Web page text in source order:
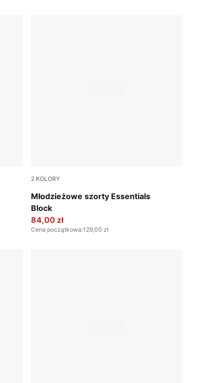
2 KOLORY
Młodzieżowe szorty Essentials
Block
New Navy
84,00 zł
Cena początkowa:129,00 zł